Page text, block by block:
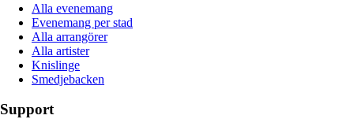
Alla evenemang
Evenemang per stad
Alla arrangörer
Alla artister
Knislinge
Smedjebacken
Support